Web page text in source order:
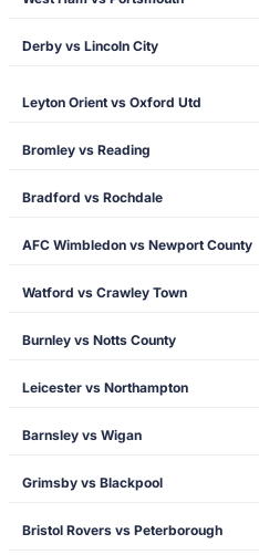
Derby vs Lincoln City
Leyton Orient vs Oxford Utd
Bromley vs Reading
Bradford vs Rochdale
AFC Wimbledon vs Newport County
Watford vs Crawley Town
Burnley vs Notts County
Leicester vs Northampton
Barnsley vs Wigan
Grimsby vs Blackpool
Bristol Rovers vs Peterborough